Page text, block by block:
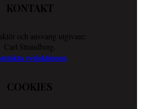
KONTAKT
och ansvarig utgivare:
Carl Strandberg.
redaktionen
COOKIES